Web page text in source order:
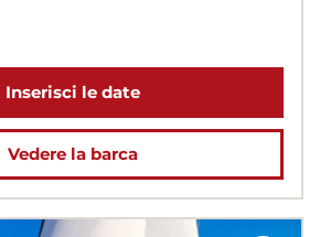
Inserisci le date
Vedere la barca